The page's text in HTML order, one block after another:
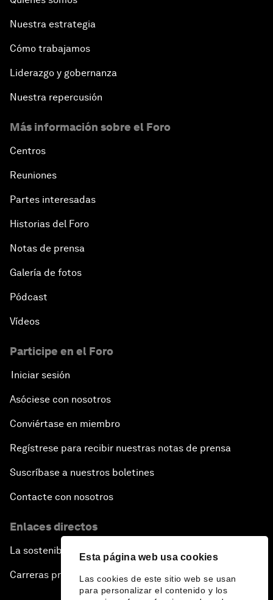
Esta página web usa cookies
Las cookies de este sitio web se usan
para personalizar el contenido y los
Nuestra estrategia
Cómo trabajamos
Liderazgo y gobernanza
Nuestra repercusión
Más información sobre el Foro
Centros
Reuniones
Partes interesadas
Historias del Foro
Notas de prensa
Galería de fotos
Pódcast
Vídeos
Participe en el Foro
Iniciar sesión
Asóciese con nosotros
Conviértase en miembro
Regístrese para recibir nuestras notas de prensa
Suscríbase a nuestros boletines
Contacte con nosotros
Enlaces directos
La sostenibilidad en el Foro
Carreras profesionales